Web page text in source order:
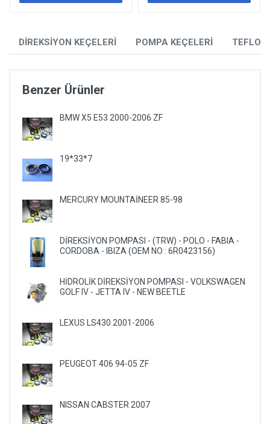
DİREKSİYON KEÇELERİ POMPA KEÇELERİ
Benzer Ürünler
BMW X5 E53 2000-2006 ZF
19*33*7
MERCURY MOUNTAİNEER 85-98
DİREKSİYON POMPASI - (TRW) - POLO - FABIA -
CORDOBA - IBIZA (OEM NO : 6R0423156)
HİDROLİK DİREKSİYON POMPASI - VOLKSWAGEN
GOLF IV - JETTA IV - NEW BEETLE
LEXUS LS430 2001-2006
PEUGEOT 406 94-05 ZF
NISSAN CABSTER 2007